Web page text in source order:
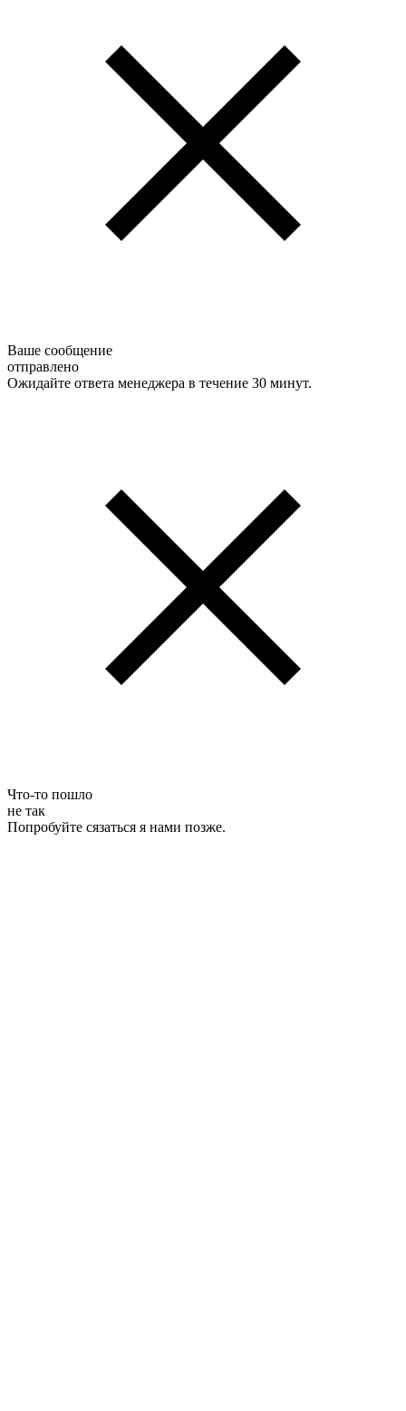
Ваше сообщение
отправлено
Ожидайте ответа менеджера в течение 30 минут.
Что-то пошло
не так
Попробуйте сязаться я нами позже.